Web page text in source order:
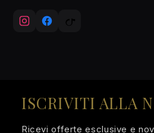
ISCRIVITI ALLA
Ricevi offerte esclusive e